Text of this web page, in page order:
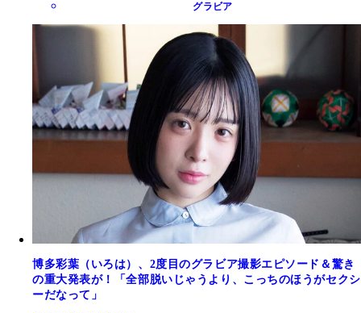
グラビア
博多彩葉（いろは）、2度目のグラビア撮影エピソード＆驚き
の重大発表が！「全部脱いじゃうより、こっちのほうがセクシ
ーだなって」